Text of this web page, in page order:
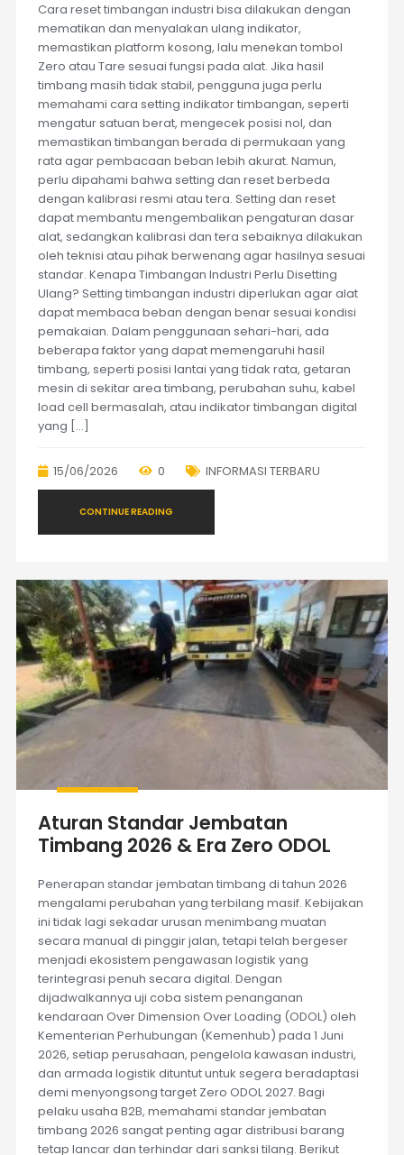
Cara reset timbangan industri bisa dilakukan dengan
mematikan dan menyalakan ulang indikator,
memastikan platform kosong, lalu menekan tombol
Zero atau Tare sesuai fungsi pada alat. Jika hasil
timbang masih tidak stabil, pengguna juga perlu
memahami cara setting indikator timbangan, seperti
mengatur satuan berat, mengecek posisi nol, dan
memastikan timbangan berada di permukaan yang
rata agar pembacaan beban lebih akurat. Namun,
perlu dipahami bahwa setting dan reset berbeda
dengan kalibrasi resmi atau tera. Setting dan reset
dapat membantu mengembalikan pengaturan dasar
alat, sedangkan kalibrasi dan tera sebaiknya dilakukan
oleh teknisi atau pihak berwenang agar hasilnya sesuai
standar. Kenapa Timbangan Industri Perlu Disetting
Ulang? Setting timbangan industri diperlukan agar alat
dapat membaca beban dengan benar sesuai kondisi
pemakaian. Dalam penggunaan sehari-hari, ada
beberapa faktor yang dapat memengaruhi hasil
timbang, seperti posisi lantai yang tidak rata, getaran
mesin di sekitar area timbang, perubahan suhu, kabel
load cell bermasalah, atau indikator timbangan digital
yang […]
15/06/2026 0 INFORMASI TERBARU
CONTINUE READING
Aturan Standar Jembatan
Timbang 2026 & Era Zero ODOL
Penerapan standar jembatan timbang di tahun 2026
mengalami perubahan yang terbilang masif. Kebijakan
ini tidak lagi sekadar urusan menimbang muatan
secara manual di pinggir jalan, tetapi telah bergeser
menjadi ekosistem pengawasan logistik yang
terintegrasi penuh secara digital. Dengan
dijadwalkannya uji coba sistem penanganan
kendaraan Over Dimension Over Loading (ODOL) oleh
Kementerian Perhubungan (Kemenhub) pada 1 Juni
2026, setiap perusahaan, pengelola kawasan industri,
dan armada logistik dituntut untuk segera beradaptasi
demi menyongsong target Zero ODOL 2027. Bagi
pelaku usaha B2B, memahami standar jembatan
timbang 2026 sangat penting agar distribusi barang
tetap lancar dan terhindar dari sanksi tilang. Berikut